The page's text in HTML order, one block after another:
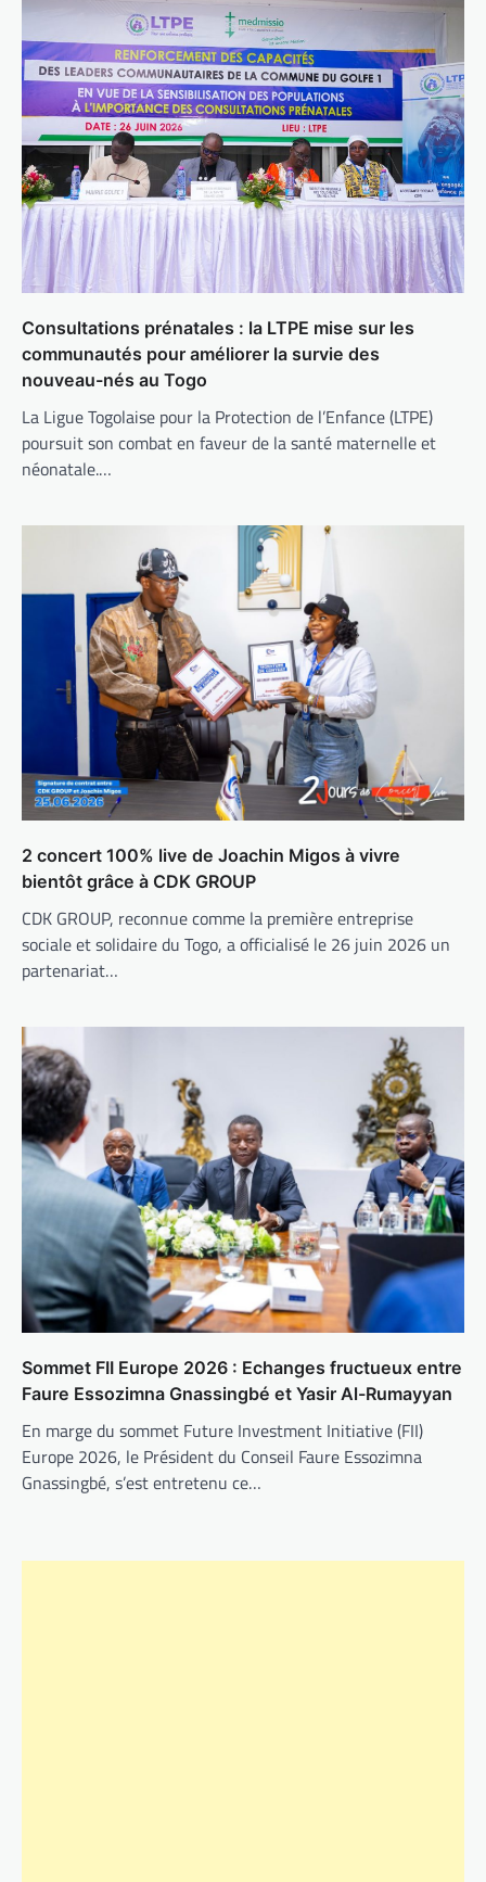
Consultations prénatales : la LTPE mise sur les
communautés pour améliorer la survie des
nouveau-nés au Togo
La Ligue Togolaise pour la Protection de l’Enfance (LTPE)
poursuit son combat en faveur de la santé maternelle et
néonatale.…
2 concert 100% live de Joachin Migos à vivre
bientôt grâce à CDK GROUP
CDK GROUP, reconnue comme la première entreprise
sociale et solidaire du Togo, a officialisé le 26 juin 2026 un
partenariat…
Sommet FII Europe 2026 : Echanges fructueux entre
Faure Essozimna Gnassingbé et Yasir Al-Rumayyan
En marge du sommet Future Investment Initiative (FII)
Europe 2026, le Président du Conseil Faure Essozimna
Gnassingbé, s’est entretenu ce…